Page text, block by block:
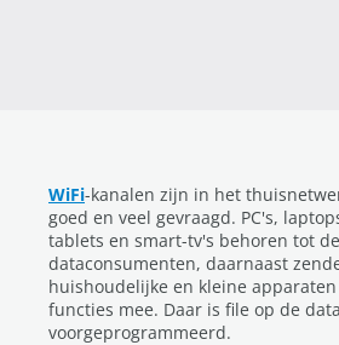
WiFi-kanalen zijn in het
goed en veel gevraagd. PC's,
tablets en smart-tv's behoren tot
dataconsumenten, daarnaast
huishoudelijke en kleine
functies mee. Daar is file op de
voorgeprogrammeerd.